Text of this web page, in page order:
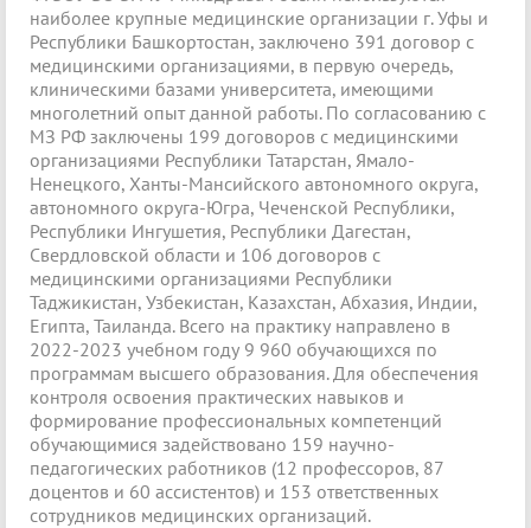
наиболее крупные медицинские организации г. Уфы и
Республики Башкортостан, заключено 391 договор с
медицинскими организациями, в первую очередь,
клиническими базами университета, имеющими
многолетний опыт данной работы. По согласованию с
МЗ РФ заключены 199 договоров с медицинскими
организациями Республики Татарстан, Ямало-
Ненецкого, Ханты-Мансийского автономного округа,
автономного округа-Югра, Чеченской Республики,
Республики Ингушетия, Республики Дагестан,
Свердловской области и 106 договоров с
медицинскими организациями Республики
Таджикистан, Узбекистан, Казахстан, Абхазия, Индии,
Египта, Таиланда. Всего на практику направлено в
2022-2023 учебном году 9 960 обучающихся по
программам высшего образования. Для обеспечения
контроля освоения практических навыков и
формирование профессиональных компетенций
обучающимися задействовано 159 научно-
педагогических работников (12 профессоров, 87
доцентов и 60 ассистентов) и 153 ответственных
сотрудников медицинских организаций.